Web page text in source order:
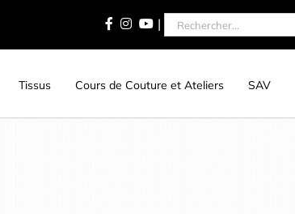
| Rechercher
Tissus Cours de Couture et Ateliers SAV